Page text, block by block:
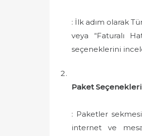
: İlk adım olarak
veya “Faturalı
seçeneklerini
Paket
: Paketler
internet ve